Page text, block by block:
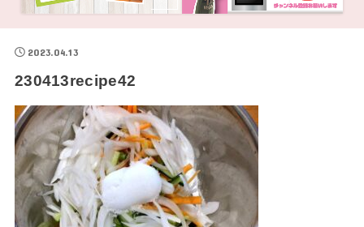
2023.04.13
230413recipe42